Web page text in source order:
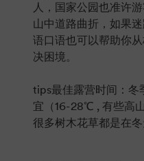
人，国家公园也准许
山中道路曲折，如果
语口语也可以帮助你
决困境。
tips最佳露营时间：冬
宜（16-28℃ , 有些高
很多树木花草都是在